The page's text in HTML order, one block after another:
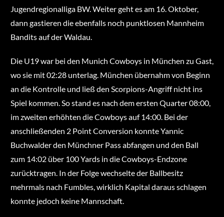
Jugendregionalliga BW. Weiter geht es am 16. Oktober,
dann gastieren die ebenfalls noch punktlosen Mannheim
Bandits auf der Waldau.
Die U19 war bei den Munich Cowboys in München zu Gast,
wo sie mit 02:28 unterlag. München übernahm von Beginn
an die Kontrolle und ließ den Scorpions-Angriff nicht ins
Spiel kommen. So stand es nach dem ersten Quarter 08:00,
im zweiten erhöhten die Cowboys auf 14:00. Bei der
anschließenden 2 Point Conversion konnte Yannic
Buchwalder den Münchner Pass abfangen und den Ball
zum 14:02 über 100 Yards in die Cowboys-Endzone
zurücktragen. In der Folge wechselte der Ballbesitz
mehrmals nach Fumbles, wirklich Kapital daraus schlagen
konnte jedoch keine Mannschaft.